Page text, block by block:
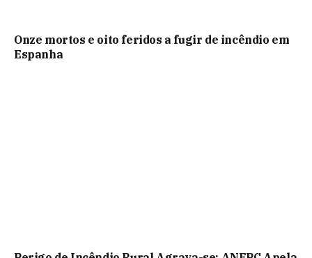
Onze mortos e oito feridos a fugir de incêndio em
Espanha